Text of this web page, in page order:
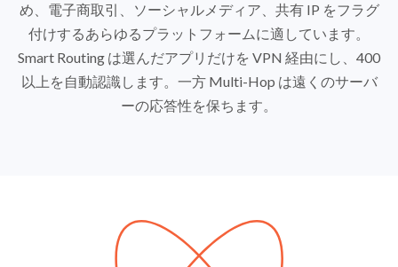
め、電子商取引、ソーシャルメディア、共有 IP をフラグ
付けするあらゆるプラットフォームに適しています。
Smart Routing は選んだアプリだけを VPN 経由にし、400
以上を自動認識します。一方 Multi-Hop は遠くのサーバ
ーの応答性を保ちます。